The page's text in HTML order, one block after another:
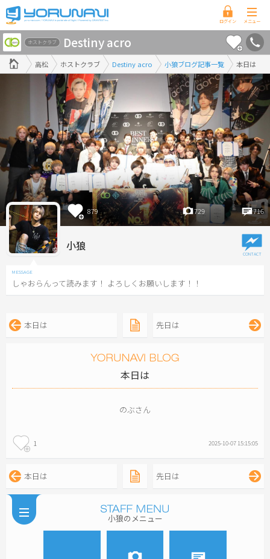
香
川
県
版
高松 ホストクラブ Destiny acro 小狼ブログ記事一覧 本日は
ホストクラブ Destiny acro
879 729 716
小狼
しゃおらんって読みます！ よろしくお願いします！！
本日は 先日は
本日は
のぶさん
1 2025-10-07 15:15:05
本日は 先日は
小狼のメニュー